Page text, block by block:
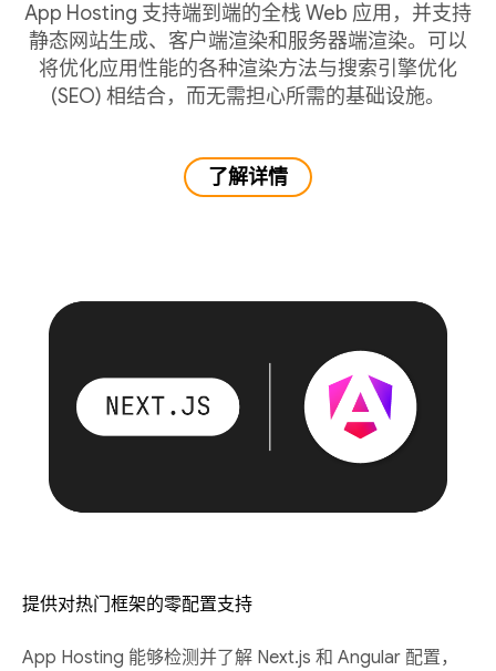
App Hosting 支持端到端的全栈 Web 应用，并支持
静态网站生成、客户端渲染和服务器端渲染。可以
将优化应用性能的各种渲染方法与搜索引擎优化
(SEO) 相结合，而无需担心所需的基础设施。
了解详情
提供对热门框架的零配置支持
App Hosting 能够检测并了解 Next.js 和 Angular 配置，